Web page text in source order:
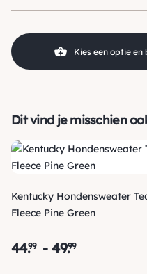
Kies een optie en
Dit vind je misschien
Kentucky Hondensweater
Fleece Pine Green
44.99 -49.99